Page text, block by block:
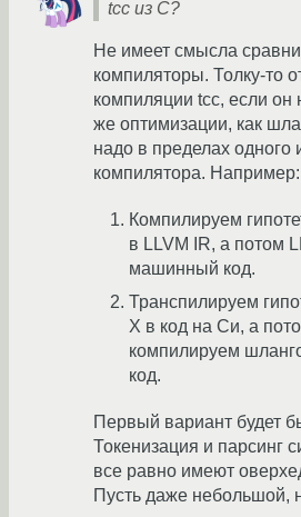
tcc из C?
Не имеет смысла
компиляторы. Толку-то
компиляции tcc, если он
же оптимизации, как
надо в пределах одного
компилятора. Например:
Компилируем
в LLVM IR, а потом
машинный код.
Транспилируем
X в код на Си, а
компилируем
код.
Первый вариант будет
Токенизация и парсинг
все равно имеют
Пусть даже небольшой,